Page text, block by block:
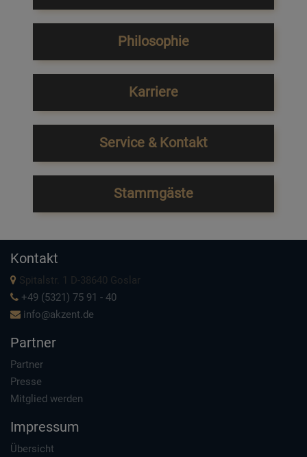
Philosophie
Karriere
Service & Kontakt
Stammgäste
Kontakt
Spitalstr. 1 D-38640 Goslar
+49 (5321) 75 91 - 40
info@akzent.de
Partner
Partner
Presse
Mitglied werden
Impressum
Übersicht